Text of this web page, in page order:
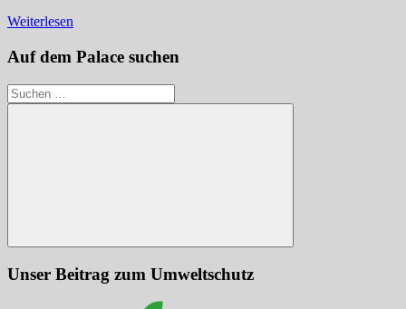
Weiterlesen
Auf dem Palace suchen
Suchen
nach:
Suchen
Unser Beitrag zum Umweltschutz